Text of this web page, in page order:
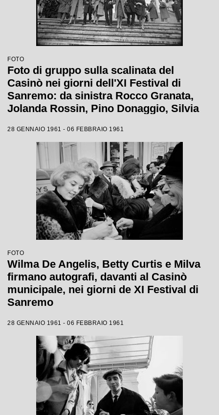
FOTO
Foto di gruppo sulla scalinata del
Casinò nei giorni dell'XI Festival di
Sanremo: da sinistra Rocco Granata,
Jolanda Rossin, Pino Donaggio, Silvia
Renis e Betty Curtis
28 GENNAIO 1961 - 06 FEBBRAIO 1961
FOTO
Wilma De Angelis, Betty Curtis e Milva
firmano autografi, davanti al Casinò
municipale, nei giorni de XI Festival di
Sanremo
28 GENNAIO 1961 - 06 FEBBRAIO 1961